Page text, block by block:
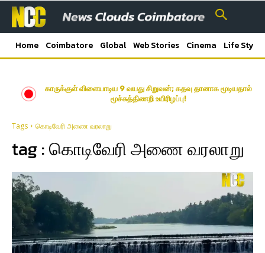
Home Coimbatore Global Web Stories Cinema Life Style
காருக்குள் விளையாடிய 9 வயது சிறுவன்; கதவு தானாக மூடியதால்
மூச்சுத்திணறி உயிரிழப்பு!
Tags கொடிவேரி அணை வரலாறு
tag :கொடிவேரி அணை வரலாறு